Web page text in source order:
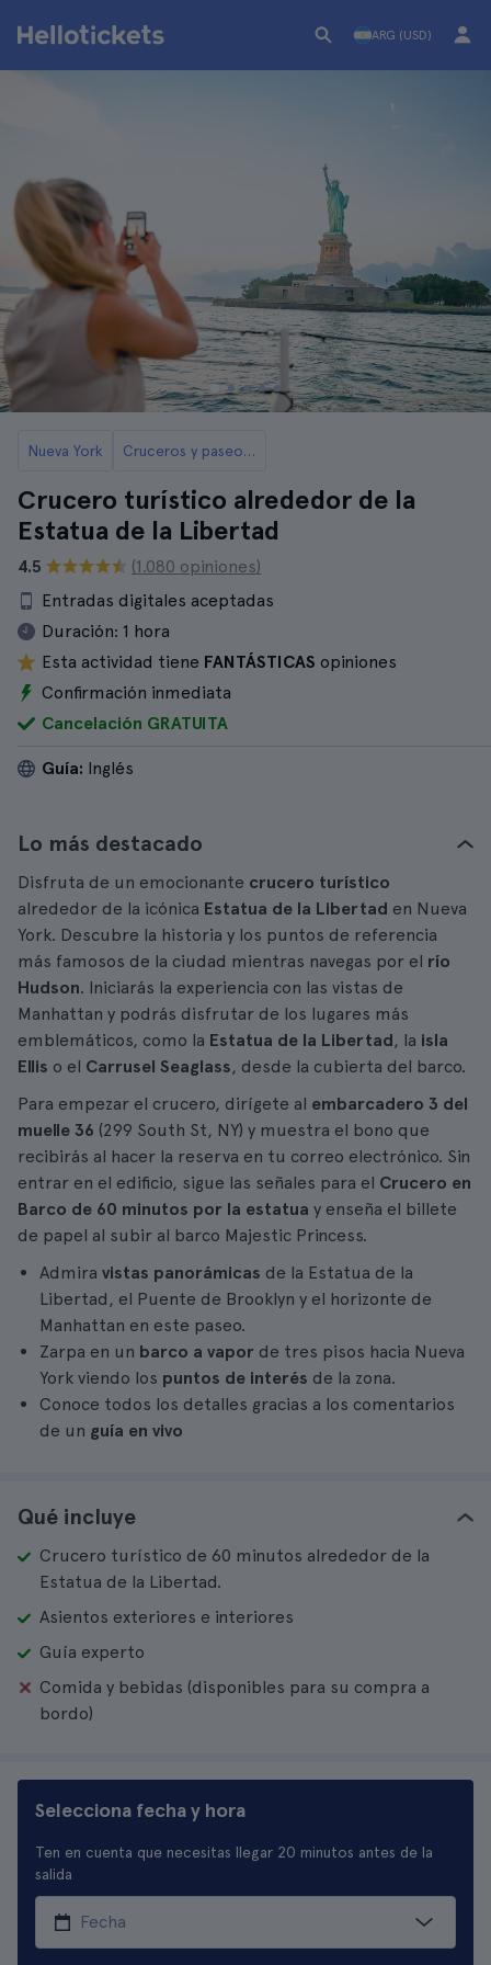
ARG (USD)
Nueva York Cruceros y paseos en barco por Nueva York
Crucero turístico alrededor de la
Estatua de la Libertad
4.5
(1.080 opiniones)
Entradas digitales aceptadas
Duración: 1 hora
Esta actividad tiene FANTÁSTICAS opiniones
Confirmación inmediata
Cancelación GRATUITA
Guía: Inglés
Lo más destacado
Disfruta de un emocionante crucero turístico
alrededor de la icónica Estatua de la Libertad en Nueva
York. Descubre la historia y los puntos de referencia
más famosos de la ciudad mientras navegas por el río
Hudson. Iniciarás la experiencia con las vistas de
Manhattan y podrás disfrutar de los lugares más
emblemáticos, como la Estatua de la Libertad, la isla
Ellis o el Carrusel Seaglass, desde la cubierta del barco.
Para empezar el crucero, dirígete al embarcadero 3 del
muelle 36 (299 South St, NY) y muestra el bono que
recibirás al hacer la reserva en tu correo electrónico. Sin
entrar en el edificio, sigue las señales para el Crucero en
Barco de 60 minutos por la estatua y enseña el billete
de papel al subir al barco Majestic Princess.
Admira vistas panorámicas de la Estatua de la
Libertad, el Puente de Brooklyn y el horizonte de
Manhattan en este paseo.
Zarpa en un barco a vapor de tres pisos hacia Nueva
York viendo los puntos de interés de la zona.
Conoce todos los detalles gracias a los comentarios
de un guía en vivo
Qué incluye
Crucero turístico de 60 minutos alrededor de la
Estatua de la Libertad.
Asientos exteriores e interiores
Guía experto
Comida y bebidas (disponibles para su compra a
bordo)
Selecciona fecha y hora
Ten en cuenta que necesitas llegar 20 minutos antes de la
salida